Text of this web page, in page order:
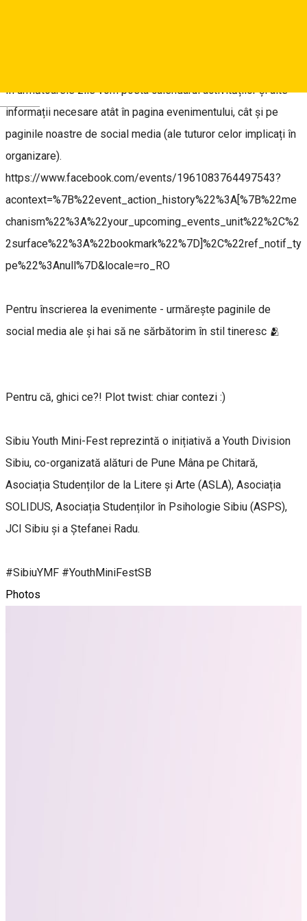
În următoarele zile vom posta calendarul activităților și alte
informații necesare atât în pagina evenimentului, cât și pe
paginile noastre de social media (ale tuturor celor implicați în
organizare).
https://www.facebook.com/events/1961083764497543?
acontext=%7B%22event_action_history%22%3A[%7B%22me
chanism%22%3A%22your_upcoming_events_unit%22%2C%2
2surface%22%3A%22bookmark%22%7D]%2C%22ref_notif_ty
pe%22%3Anull%7D&locale=ro_RO
Pentru înscrierea la evenimente - urmărește paginile de
social media ale și hai să ne sărbătorim în stil tineresc 🫂
Pentru că, ghici ce?! Plot twist: chiar contezi :)
Sibiu Youth Mini-Fest reprezintă o inițiativă a Youth Division
Sibiu, co-organizată alături de Pune Mâna pe Chitară,
Asociația Studenților de la Litere și Arte (ASLA), Asociația
SOLIDUS, Asociația Studenților în Psihologie Sibiu (ASPS),
JCI Sibiu și a Ștefanei Radu.
#SibiuYMF #YouthMiniFestSB
Photos